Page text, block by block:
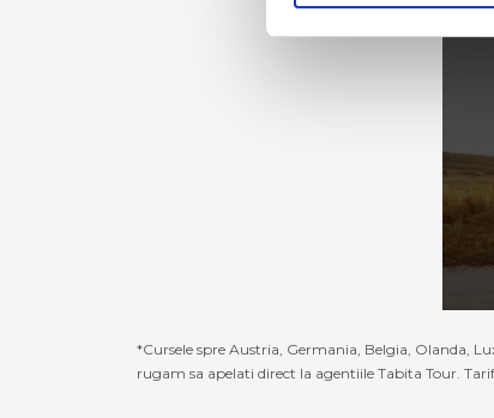
*Cursele spre Austria, Germania, Belgia, Olanda,
rugam sa apelati direct la agentiile Tabita Tour.